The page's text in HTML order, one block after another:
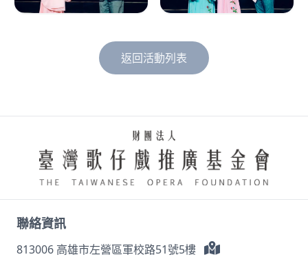
返回活動列表
聯絡資訊
813006 高雄市左營區軍校路51號5樓